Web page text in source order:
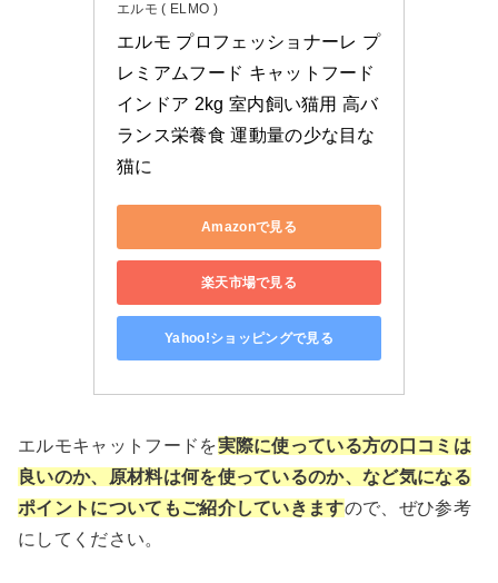
エルモ ( ELMO )
エルモ プロフェッショナーレ プ
レミアムフード キャットフード
インドア 2kg 室内飼い猫用 高バ
ランス栄養食 運動量の少な目な
猫に
Amazonで見る
楽天市場で見る
Yahoo!ショッピングで見る
エルモキャットフードを実際に使っている方の口コミは
良いのか、原材料は何を使っているのか、など気になる
ポイントについてもご紹介していきますので、ぜひ参考
にしてください。